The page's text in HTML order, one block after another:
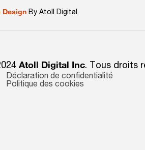
Design By Atoll Digital
Atoll Digital Inc. Tous droits
Déclaration de confidentialité
Politique des cookies